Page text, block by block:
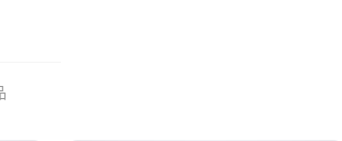
成本通常高于开式设计
区是：过度关注标称冷却能力，却忽略了